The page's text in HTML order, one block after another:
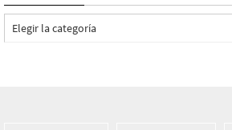
Categorías